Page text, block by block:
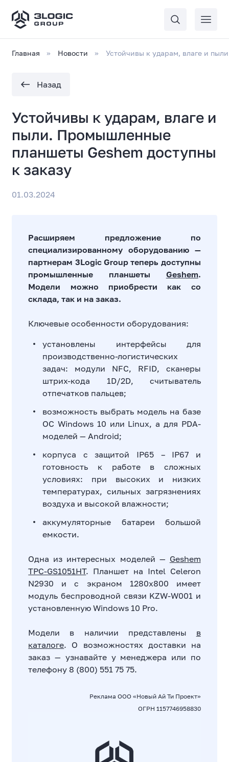
Главная Новости Устойчивы к ударам, влаге и
Назад
Устойчивы к ударам, влаге и
пыли. Промышленные
планшеты Geshem доступны
к заказу
01.03.2024
Расширяем предложение по
специализированному оборудованию —
партнерам 3Logic Group теперь доступны
промышленные планшеты Geshem.
Модели можно приобрести как со
склада, так и на заказ.
Ключевые особенности оборудования:
установлены интерфейсы для
производственно-логистических
задач: модули NFC, RFID, сканеры
штрих-кода 1D/2D, считыватель
отпечатков пальцев;
возможность выбрать модель на базе
ОС Windows 10 или Linux, а для PDA-
моделей — Android;
корпуса с защитой IP65 – IP67 и
готовность к работе в сложных
условиях: при высоких и низких
температурах, сильных загрязнениях
воздуха и высокой влажности;
аккумуляторные батареи большой
емкости.
Одна из интересных моделей — Geshem
TPC-GS1051HT. Планшет на Intel Celeron
N2930 и с экраном 1280x800 имеет
модуль беспроводной связи KZW-W001 и
установленную Windows 10 Pro.
Модели в наличии представлены в
каталоге. О возможностях доставки на
заказ — узнавайте у менеджера или по
телефону 8 (800) 551 75 75.
Реклама ООО «Новый Ай Ти Проект»
ОГРН 1157746958830